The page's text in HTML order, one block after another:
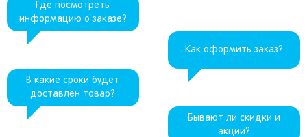
Где посмотреть
информацию о заказе?
Как оформить заказ?
В какие сроки будет
доставлен товар?
Бывают ли скидки и
акции?